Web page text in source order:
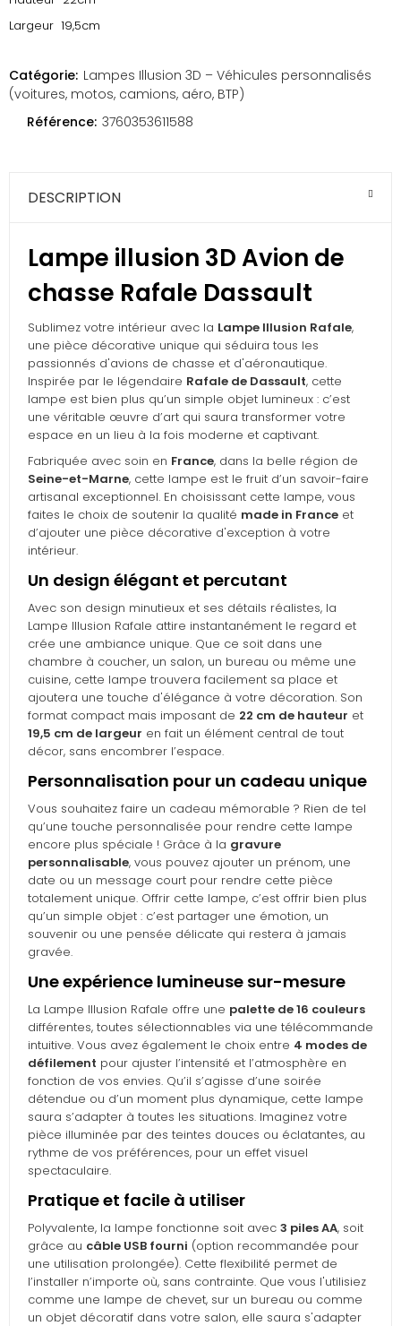
Largeur 19,5cm
Catégorie: Lampes Illusion 3D – Véhicules personnalisés
(voitures, motos, camions, aéro, BTP)
Référence: 3760353611588
DESCRIPTION
Lampe illusion 3D Avion de
chasse Rafale Dassault
Sublimez votre intérieur avec la Lampe Illusion Rafale,
une pièce décorative unique qui séduira tous les
passionnés d'avions de chasse et d'aéronautique.
Inspirée par le légendaire Rafale de Dassault, cette
lampe est bien plus qu’un simple objet lumineux : c’est
une véritable œuvre d’art qui saura transformer votre
espace en un lieu à la fois moderne et captivant.
Fabriquée avec soin en France, dans la belle région de
Seine-et-Marne, cette lampe est le fruit d’un savoir-faire
artisanal exceptionnel. En choisissant cette lampe, vous
faites le choix de soutenir la qualité made in France et
d’ajouter une pièce décorative d'exception à votre
intérieur.
Un design élégant et percutant
Avec son design minutieux et ses détails réalistes, la
Lampe Illusion Rafale attire instantanément le regard et
crée une ambiance unique. Que ce soit dans une
chambre à coucher, un salon, un bureau ou même une
cuisine, cette lampe trouvera facilement sa place et
ajoutera une touche d'élégance à votre décoration. Son
format compact mais imposant de 22 cm de hauteur et
19,5 cm de largeur en fait un élément central de tout
décor, sans encombrer l’espace.
Personnalisation pour un cadeau unique
Vous souhaitez faire un cadeau mémorable ? Rien de tel
qu’une touche personnalisée pour rendre cette lampe
encore plus spéciale ! Grâce à la gravure
personnalisable, vous pouvez ajouter un prénom, une
date ou un message court pour rendre cette pièce
totalement unique. Offrir cette lampe, c’est offrir bien plus
qu’un simple objet : c’est partager une émotion, un
souvenir ou une pensée délicate qui restera à jamais
gravée.
Une expérience lumineuse sur-mesure
La Lampe Illusion Rafale offre une palette de 16 couleurs
différentes, toutes sélectionnables via une télécommande
intuitive. Vous avez également le choix entre 4 modes de
défilement pour ajuster l’intensité et l’atmosphère en
fonction de vos envies. Qu’il s’agisse d’une soirée
détendue ou d’un moment plus dynamique, cette lampe
saura s’adapter à toutes les situations. Imaginez votre
pièce illuminée par des teintes douces ou éclatantes, au
rythme de vos préférences, pour un effet visuel
spectaculaire.
Pratique et facile à utiliser
Polyvalente, la lampe fonctionne soit avec 3 piles AA, soit
grâce au câble USB fourni (option recommandée pour
une utilisation prolongée). Cette flexibilité permet de
l’installer n’importe où, sans contrainte. Que vous l'utilisiez
comme une lampe de chevet, sur un bureau ou comme
un objet décoratif dans votre salon, elle saura s'adapter